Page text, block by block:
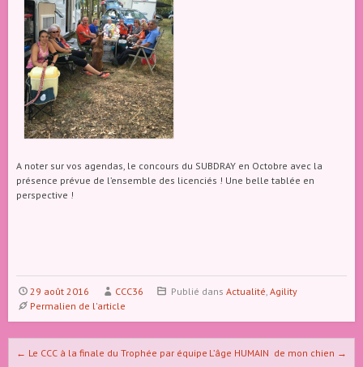
A noter sur vos agendas, le concours du SUBDRAY en Octobre avec la
présence prévue de l’ensemble des licenciés ! Une belle tablée en
perspective !
29 août 2016 CCC36 Publié dansActualité,Agility
Permalien de l'article
Naviguer dans les articles
← Le CCC à la finale du Trophée par équipe L’âge HUMAIN de mon chien →